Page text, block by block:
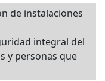
de instalaciones
integral del
y personas que